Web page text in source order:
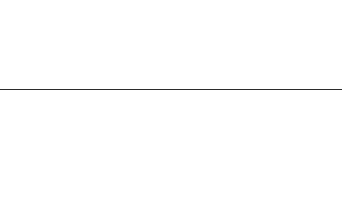
ile korunmaktadır.